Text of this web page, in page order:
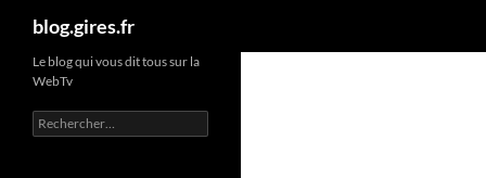
Aller
contenu
blog.gires.fr
Le blog qui vous dit tous sur la
WebTv
Rechercher :